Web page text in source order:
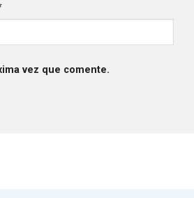
vez que comente.